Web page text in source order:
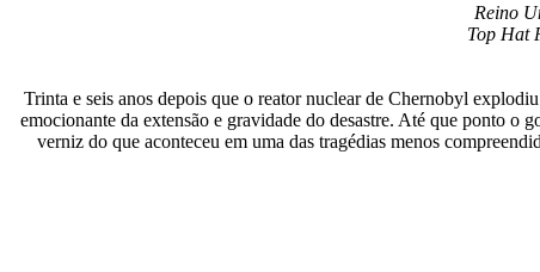
Reino
Top Hat
Trinta e seis anos depois que o reator nuclear de Chernobyl
emocionante da extensão e gravidade do desastre. Até que ponto
verniz do que aconteceu em uma das tragédias menos